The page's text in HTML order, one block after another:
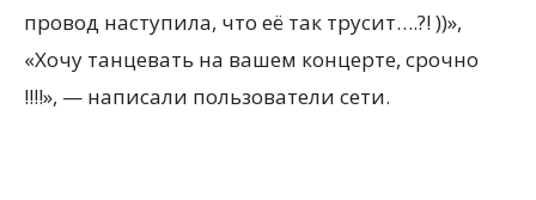
провод наступила, что её так трусит….?! ))»,
«Хочу танцевать на вашем концерте, срочно
!!!!», — написали пользователи сети.